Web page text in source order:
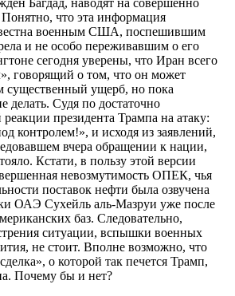
что эта информация
военным США, поспешившим
и не особо переживавшим о его
сегодня уверены, что Иран всего
говорящий о том, что он может
существенный ущерб, но пока
делать. Судя по достаточно
президента Трампа на атаку:
контролем!», и исходя из заявлений,
вчера обращении к нации,
Кстати, в пользу этой версии
невозмутимость ОПЕК, чья
поставок нефти была озвучена
ОАЭ Сухейль аль-Мазруи уже после
баз. Следовательно,
ситуации, вспышки военных
не стоит. Вполне возможно, что
о которой так печется Трамп,
Почему бы и нет?